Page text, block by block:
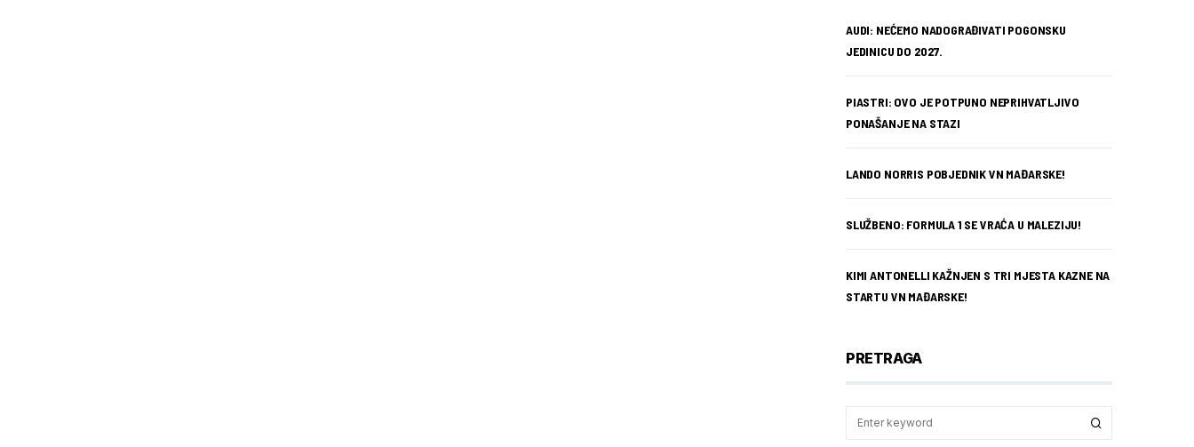
AUDI: NEĆEMO NADOGRAĐIVATI POGONSKU
JEDINICU DO 2027.
PIASTRI: OVO JE POTPUNO NEPRIHVATLJIVO
PONAŠANJE NA STAZI
LANDO NORRIS POBJEDNIK VN MAĐARSKE!
SLUŽBENO: FORMULA 1 SE VRAĆA U MALEZIJU!
KIMI ANTONELLI KAŽNJEN S TRI MJESTA KAZNE NA
STARTU VN MAĐARSKE!
PRETRAGA